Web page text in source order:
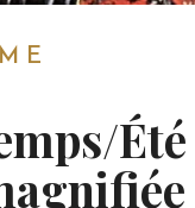
Été